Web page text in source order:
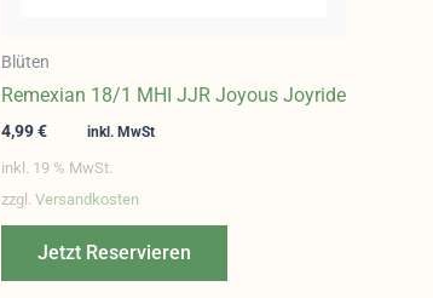
Blüten
Remexian 18/1 MHI JJR Joyous Joyride
4,99€ inkl. MwSt
inkl. 19 % MwSt.
zzgl. Versandkosten
Jetzt Reservieren